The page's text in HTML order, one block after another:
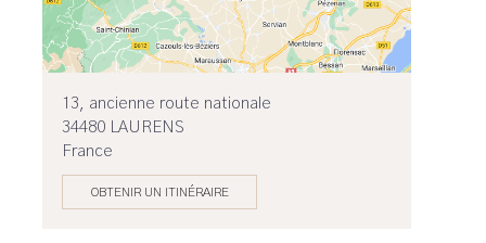
13, ancienne route nationale
34480 LAURENS
France
OBTENIR UN ITINÉRAIRE